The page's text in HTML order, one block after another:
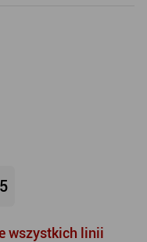
wszystkich linii